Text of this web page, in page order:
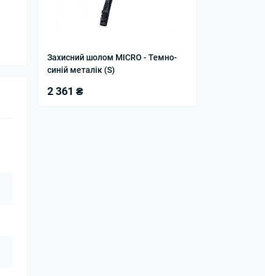
Захисний шолом MICRO - Темно-
синій металік (S)
2 361 ₴